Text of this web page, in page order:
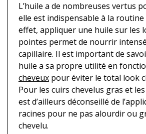
L’huile a de nombreuses vertus
elle est indispensable à la routine
effet, appliquer une huile sur les
pointes permet de nourrir
capillaire. Il est important de
huile a sa propre utilité en
cheveuxpour éviter le total look
Pour les cuirs chevelus gras et
est d’ailleurs déconseillé de
racines pour ne pas alourdir ou
chevelu.